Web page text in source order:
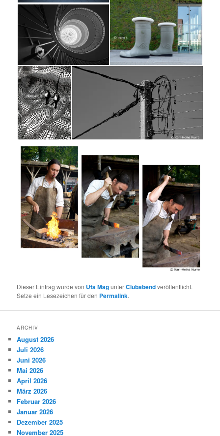
Dieser Eintrag wurde von Uta MagunterClubabendveröffentlicht.
Setze ein Lesezeichen für den Permalink.
ARCHIV
August 2026
Juli 2026
Juni 2026
Mai 2026
April 2026
März 2026
Februar 2026
Januar 2026
Dezember 2025
November 2025